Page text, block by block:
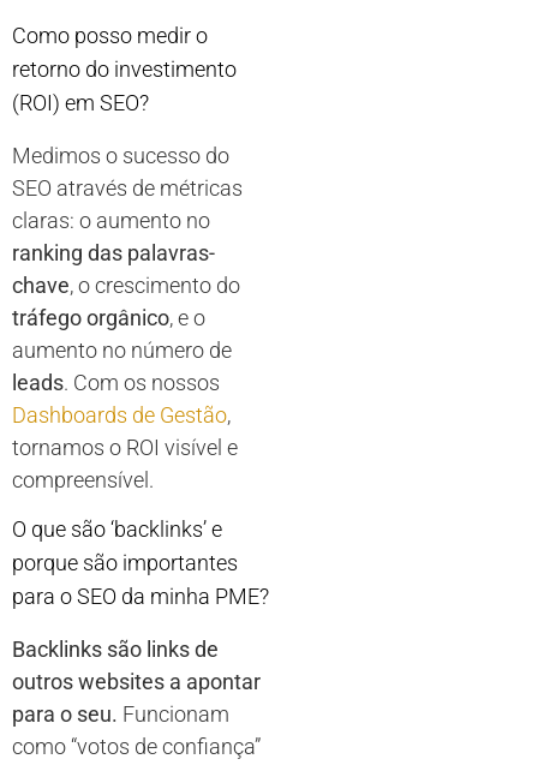
Como posso medir o
retorno do investimento
(ROI) em SEO?
Medimos o sucesso do
SEO através de métricas
claras: o aumento no
ranking das palavras-
chave, o crescimento do
tráfego orgânico, e o
aumento no número de
leads. Com os nossos
Dashboards de Gestão,
tornamos o ROI visível e
compreensível.
O que são ‘backlinks’ e
porque são importantes
para o SEO da minha PME?
Backlinks são links de
outros websites a apontar
para o seu. Funcionam
como “votos de confiança”